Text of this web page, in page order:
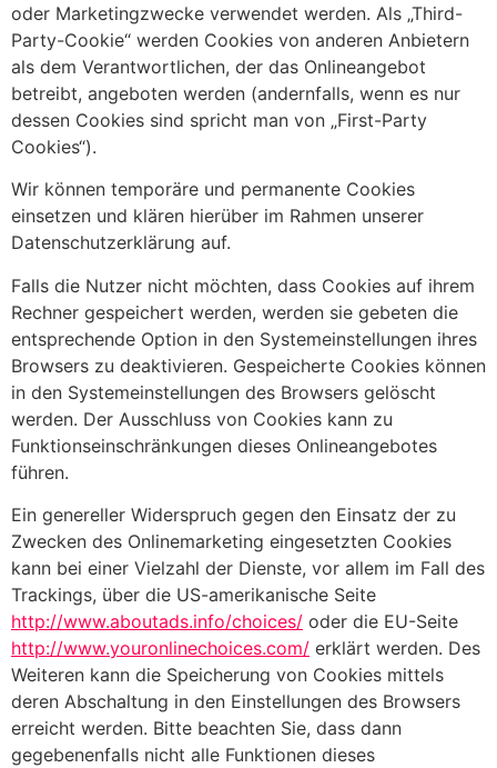
oder Marketingzwecke verwendet werden. Als „Third-
Party-Cookie“ werden Cookies von anderen Anbietern
als dem Verantwortlichen, der das Onlineangebot
betreibt, angeboten werden (andernfalls, wenn es nur
dessen Cookies sind spricht man von „First-Party
Cookies“).
Wir können temporäre und permanente Cookies
einsetzen und klären hierüber im Rahmen unserer
Datenschutzerklärung auf.
Falls die Nutzer nicht möchten, dass Cookies auf ihrem
Rechner gespeichert werden, werden sie gebeten die
entsprechende Option in den Systemeinstellungen ihres
Browsers zu deaktivieren. Gespeicherte Cookies können
in den Systemeinstellungen des Browsers gelöscht
werden. Der Ausschluss von Cookies kann zu
Funktionseinschränkungen dieses Onlineangebotes
führen.
Ein genereller Widerspruch gegen den Einsatz der zu
Zwecken des Onlinemarketing eingesetzten Cookies
kann bei einer Vielzahl der Dienste, vor allem im Fall des
Trackings, über die US-amerikanische Seite
http://www.aboutads.info/choices/ oder die EU-Seite
http://www.youronlinechoices.com/ erklärt werden. Des
Weiteren kann die Speicherung von Cookies mittels
deren Abschaltung in den Einstellungen des Browsers
erreicht werden. Bitte beachten Sie, dass dann
gegebenenfalls nicht alle Funktionen dieses